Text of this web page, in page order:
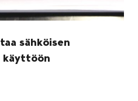
sähköisen
käyttöön